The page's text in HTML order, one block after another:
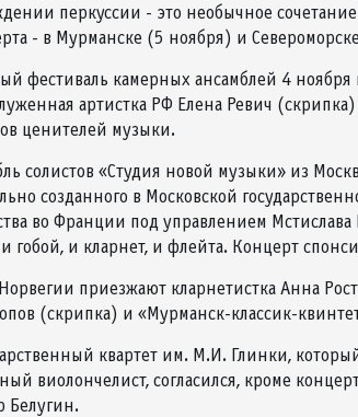
перкуссии - это необычное
- в Мурманске (5 ноября) и
фестиваль камерных ансамблей 4
артистка РФ Елена Ревич
ценителей музыки.
солистов «Студия новой музыки» из
созданного в Московской
во Франции под управлением
гобой, и кларнет, и флейта. Концерт
приезжают кларнетистка Анна
(скрипка) и «Мурманск-классик-
квартет им. М.И. Глинки,
виолончелист, согласился, кроме
Белугин.